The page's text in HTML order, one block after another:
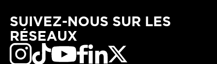
SUIVEZ-NOUS SUR LES
RÉSEAUX